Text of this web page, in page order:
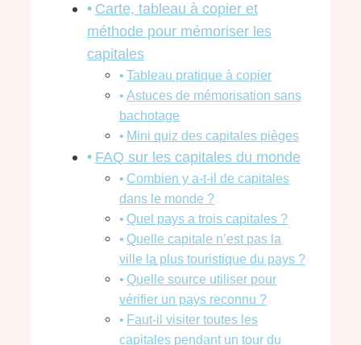
Carte, tableau à copier et
méthode pour mémoriser les
capitales
Tableau pratique à copier
Astuces de mémorisation sans
bachotage
Mini quiz des capitales pièges
FAQ sur les capitales du monde
Combien y a-t-il de capitales
dans le monde ?
Quel pays a trois capitales ?
Quelle capitale n’est pas la
ville la plus touristique du pays ?
Quelle source utiliser pour
vérifier un pays reconnu ?
Faut-il visiter toutes les
capitales pendant un tour du